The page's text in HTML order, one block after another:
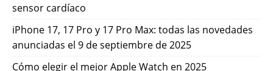
sensor cardíaco
iPhone 17, 17 Pro y 17 Pro Max: todas las novedades
anunciadas el 9 de septiembre de 2025
Cómo elegir el mejor Apple Watch en 2025